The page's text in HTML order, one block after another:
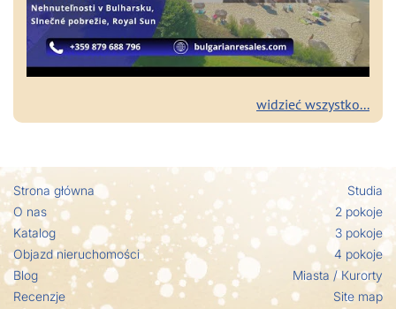
widzieć wszystko...
Strona główna
O nas
Katalog
Objazd nieruchomości
Blog
Recenzje
Studia
2 pokoje
3 pokoje
4 pokoje
Miasta / Кurorty
Site map